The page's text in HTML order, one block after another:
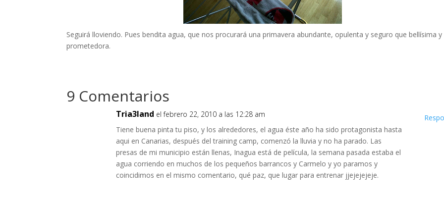
Seguirá lloviendo. Pues bendita agua, que nos procurará una primavera abundante, opulenta y seguro que bellísima y
prometedora.
9 Comentarios
Tria3land el febrero 22, 2010 a las 12:28 am
Tiene buena pinta tu piso, y los alrededores, el agua éste año ha sido protagonista hasta
aqui en Canarias, después del training camp, comenzó la lluvia y no ha parado. Las
presas de mi municipio están llenas, Inagua está de película, la semana pasada estaba el
agua corriendo en muchos de los pequeños barrancos y Carmelo y yo paramos y
coincidimos en el mismo comentario, qué paz, que lugar para entrenar jjejejejeje.